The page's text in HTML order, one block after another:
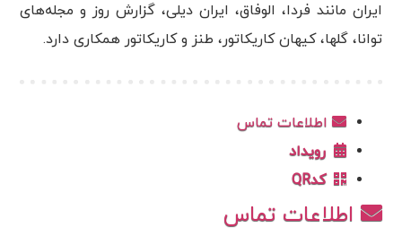
ایران مانند فردا، الوفاق، ایران دیلی، گزارش روز و مجله‌های
توانا، گلها، کیهان کاریکاتور، طنز و کاریکاتور همکاری دارد.
اطلاعات تماس
رویداد
کدQR
اطلاعات تماس